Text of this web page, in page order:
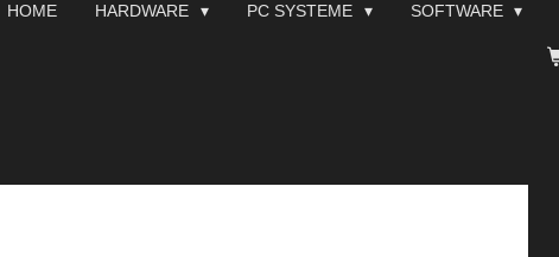
HOME HARDWARE PC SYSTEME SOFTWARE